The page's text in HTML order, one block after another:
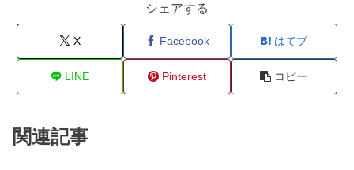
シェアする
X Facebook はてブ
LINE Pinterest コピー
関連記事